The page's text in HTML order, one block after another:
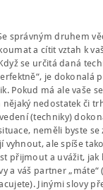
správným druhem
a cítit vztah k
se určitá daná
je dokonalá
Pokud má ale vaše
nedostatek či
(techniky)
neměli byste se
vyhnout, ale spíše
přijmout a uvážit, jak
a váš partner „máte“
Jinými slovy